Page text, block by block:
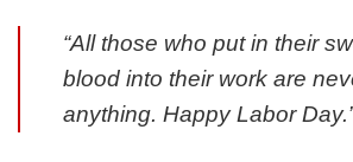
“All those who put in their
blood into their work are
anything. Happy Labor